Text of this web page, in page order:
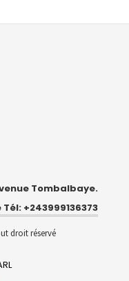
Tombalbaye.
+243999136373
droit réservé